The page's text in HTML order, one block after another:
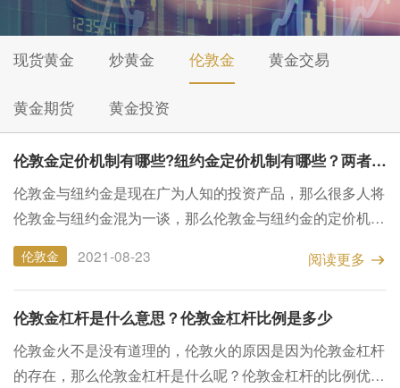
现货黄金 炒黄金 伦敦金 黄金交易
黄金期货 黄金投资
伦敦金定价机制有哪些?纽约金定价机制有哪些？两者之间有什么区别
伦敦金与纽约金是现在广为人知的投资产品，那么很多人将
伦敦金与纽约金混为一谈，那么伦敦金与纽约金的定价机制
是什么样的呢？他们之间有什么区别呢？那么接下来创富盈
汇小编来为大家详细讲一讲。 一、伦敦金定价机制有哪些...
伦敦金 2021-08-23 阅读更多
伦敦金杠杆是什么意思？伦敦金杠杆比例是多少
伦敦金火不是没有道理的，伦敦火的原因是因为伦敦金杠杆
的存在，那么伦敦金杠杆是什么呢？伦敦金杠杆的比例优势